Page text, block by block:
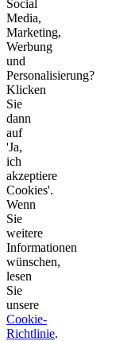
Social
Media,
Marketing,
Werbung
und
Personalisierung?
Klicken
Sie
dann
auf
'Ja,
ich
akzeptiere
Cookies'.
Wenn
Sie
weitere
Informationen
wünschen,
lesen
Sie
unsere
Cookie-
Richtlinie.